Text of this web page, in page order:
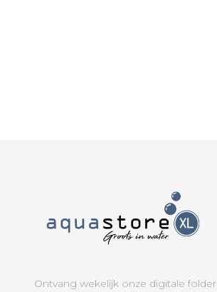
Ontvang wekelijk onze digitale folder